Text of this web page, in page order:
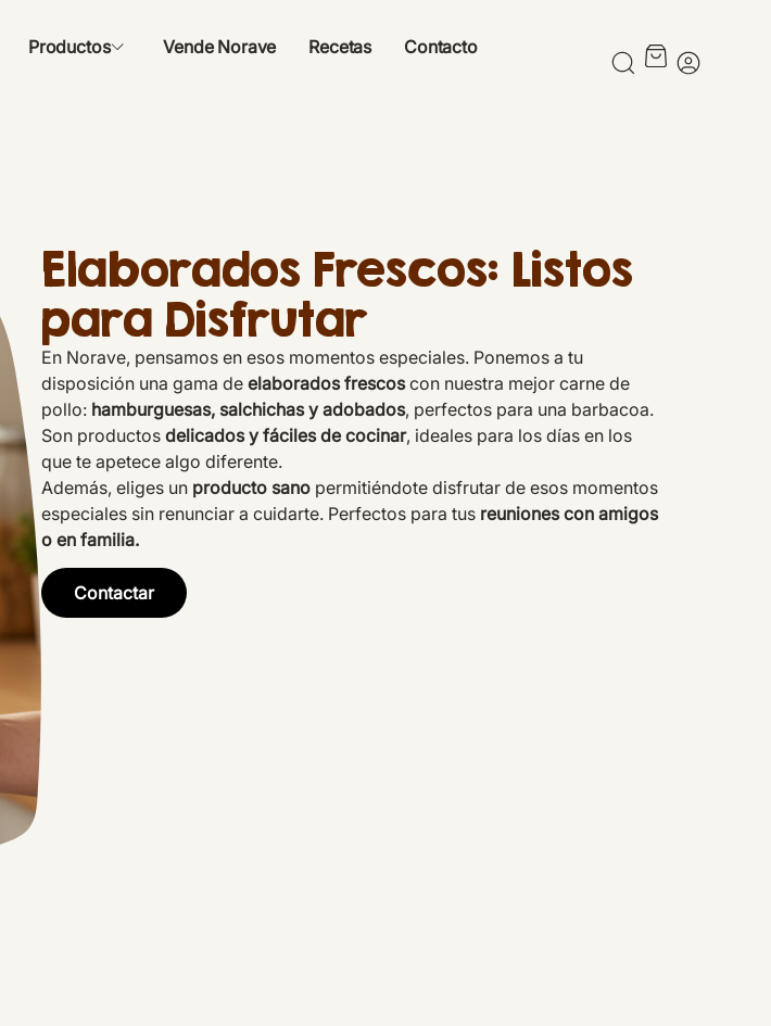
Productos Vende Norave Recetas Contacto
Elaborados Frescos: Listos
para Disfrutar
En Norave, pensamos en esos momentos especiales. Ponemos a tu
disposición una gama de elaborados frescoscon nuestra mejor carne de
pollo: hamburguesas, salchichas y adobados, perfectos para una barbacoa.
Son productos delicados y fáciles de cocinar, ideales para los días en los
que te apetece algo diferente.
Además, eliges un producto sano permitiéndote disfrutar de esos momentos
especiales sin renunciar a cuidarte. Perfectos para tus reuniones con amigos
o en familia.
Contactar